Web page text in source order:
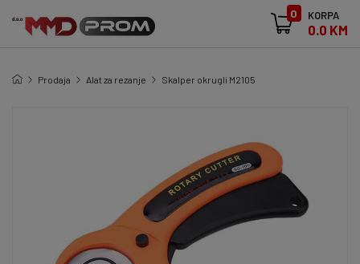
0 KORPA
0.0 KM
Prodaja Alat za rezanje Skalper okrugli M2105